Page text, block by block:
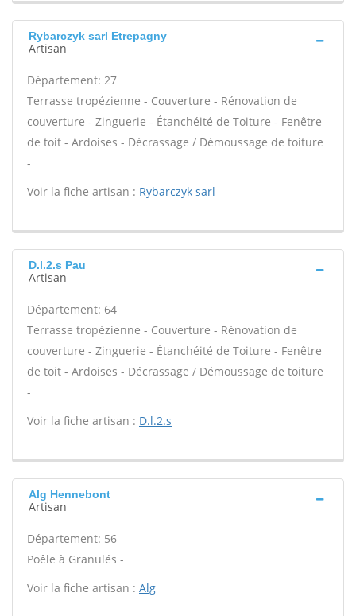
Rybarczyk sarl Etrepagny
Artisan
Département: 27
Terrasse tropézienne - Couverture - Rénovation de
couverture - Zinguerie - Étanchéité de Toiture - Fenêtre
de toit - Ardoises - Décrassage / Démoussage de toiture
-
Voir la fiche artisan : Rybarczyk sarl
D.l.2.s Pau
Artisan
Département: 64
Terrasse tropézienne - Couverture - Rénovation de
couverture - Zinguerie - Étanchéité de Toiture - Fenêtre
de toit - Ardoises - Décrassage / Démoussage de toiture
-
Voir la fiche artisan : D.l.2.s
Alg Hennebont
Artisan
Département: 56
Poêle à Granulés -
Voir la fiche artisan : Alg